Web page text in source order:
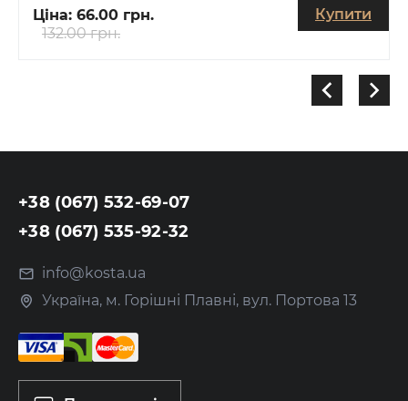
Ціна: 66.00 грн.
132.00 грн.
Купити
+38 (067) 532-69-07
+38 (067) 535-92-32
info@kosta.ua
Україна, м. Горішні Плавні, вул. Портова 13